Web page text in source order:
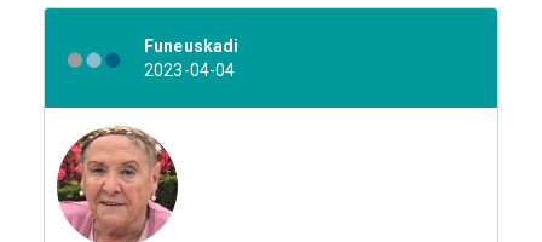
Funeuskadi
2023-04-04